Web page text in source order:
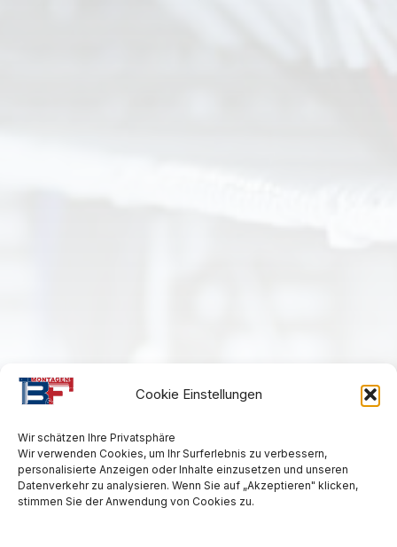
Cookie Einstellungen
Wir schätzen Ihre Privatsphäre
Wir verwenden Cookies, um Ihr Surferlebnis zu verbessern,
personalisierte Anzeigen oder Inhalte einzusetzen und unseren
Datenverkehr zu analysieren. Wenn Sie auf „Akzeptieren" klicken,
stimmen Sie der Anwendung von Cookies zu.